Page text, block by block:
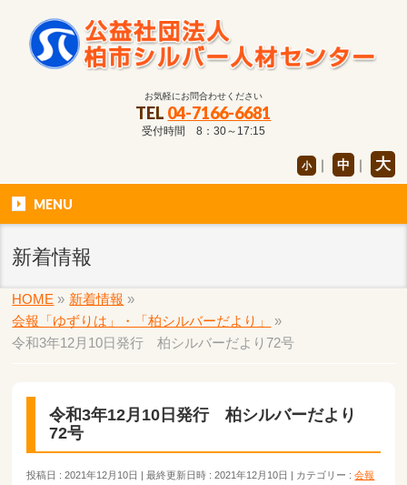
お気軽にお問合わせください
TEL 04-7166-6681
受付時間 8：30～17:15
小 ｜ 中 ｜ 大
MENU
新着情報
HOME » 新着情報 »
会報「ゆずりは」・「柏シルバーだより」
»
令和3年12月10日発行 柏シルバーだより72号
令和3年12月10日発行 柏シルバーだより
72号
投稿日 : 2021年12月10日 最終更新日時 : 2021年12月10日 カテゴリー :会報